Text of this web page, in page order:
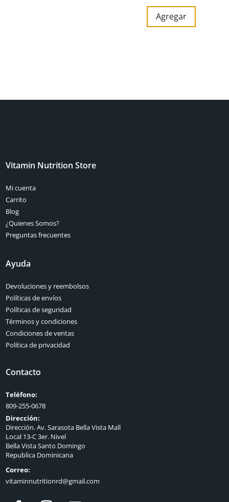
Agregar
Vitamin Nutrition Store
Mi cuenta
Carrito
Blog
¿Quienes Somos?
Preguntas frecuentes
Ayuda
Devoluciones y reembolsos
Políticas de envíos
Políticas de seguridad
Términos y condiciones
Condiciones de ventas
Política de privacidad
Contacto
Teléfono:
809-255-0678
Dirección:
Dirección. Av. Sarasota Bella Vista Mall
Local 13-C 3er. Nivel
Bella Vista Santo Domingo
Republica Dominicana
Correo:
vitaminnutritionrd@gmail.com